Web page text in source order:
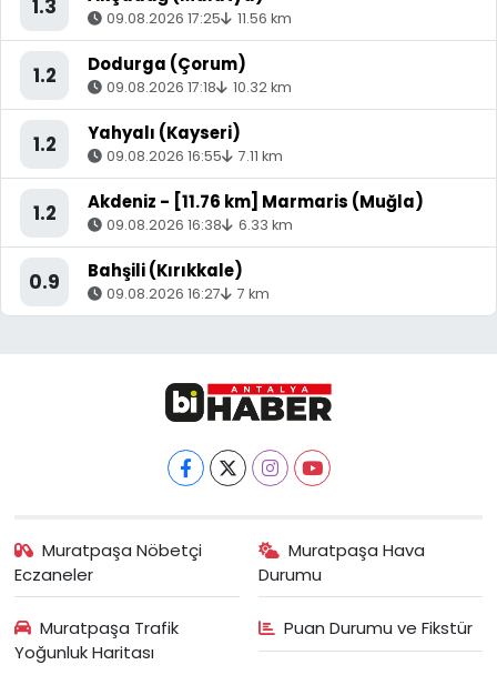
1.3 09.08.2026 17:25 11.56 km
1.2 Dodurga (Çorum)
09.08.2026 17:18 10.32 km
1.2 Yahyalı (Kayseri)
09.08.2026 16:55 7.11 km
1.2 Akdeniz - [11.76 km] Marmaris (Muğla)
09.08.2026 16:38 6.33 km
0.9 Bahşili (Kırıkkale)
09.08.2026 16:27 7 km
Muratpaşa Nöbetçi
Eczaneler
Muratpaşa Hava
Durumu
Muratpaşa Trafik
Yoğunluk Haritası
Puan Durumu ve Fikstür